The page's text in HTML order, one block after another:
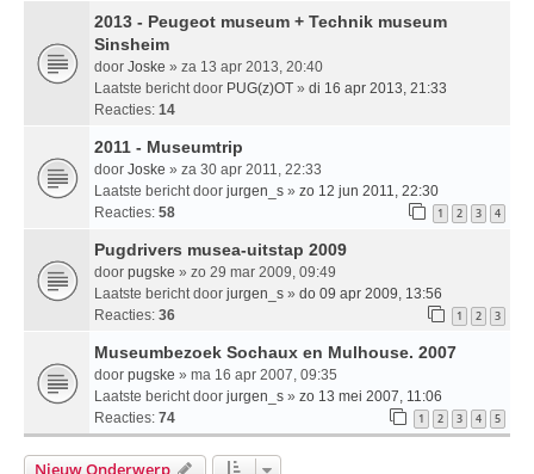
2013 - Peugeot museum + Technik museum
Sinsheim
door Joske » za 13 apr 2013, 20:40
Laatste bericht door PUG(z)OT » di 16 apr 2013, 21:33
Reacties: 14
2011 - Museumtrip
door Joske » za 30 apr 2011, 22:33
Laatste bericht door jurgen_s » zo 12 jun 2011, 22:30
Reacties: 58 1 2 3 4
Pugdrivers musea-uitstap 2009
door pugske » zo 29 mar 2009, 09:49
Laatste bericht door jurgen_s » do 09 apr 2009, 13:56
Reacties: 36 1 2 3
Museumbezoek Sochaux en Mulhouse. 2007
door pugske » ma 16 apr 2007, 09:35
Laatste bericht door jurgen_s » zo 13 mei 2007, 11:06
Reacties: 74 1 2 3 4 5
Nieuw Onderwerp